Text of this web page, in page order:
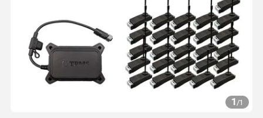
1/1